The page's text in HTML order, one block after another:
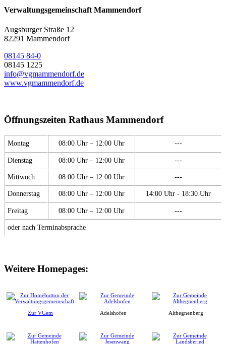
Verwaltungsgemeinschaft Mammendorf
Augsburger Straße 12
82291 Mammendorf
08145 84-0
08145 1225
info@vgmammendorf.de
www.vgmammendorf.de
Öffnungszeiten Rathaus Mammendorf
Montag 08:00 Uhr – 12:00 Uhr ---
Dienstag 08:00 Uhr – 12:00 Uhr ---
Mittwoch 08:00 Uhr – 12:00 Uhr ---
Donnerstag 08:00 Uhr – 12:00 Uhr 14:00 Uhr - 18:30 Uhr
Freitag 08:00 Uhr – 12:00 Uhr ---
oder nach Terminabsprache
Weitere Homepages:
Zur VGem Adelshofen Althegnenberg